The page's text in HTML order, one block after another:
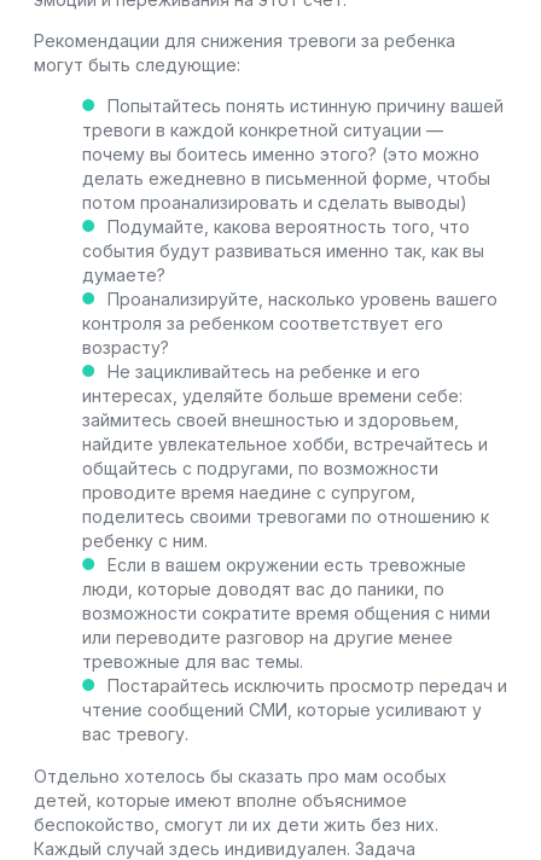
Рекомендации для снижения тревоги за ребенка
могут быть следующие:
Попытайтесь понять истинную причину вашей
тревоги в каждой конкретной ситуации —
почему вы боитесь именно этого? (это можно
делать ежедневно в письменной форме, чтобы
потом проанализировать и сделать выводы)
Подумайте, какова вероятность того, что
события будут развиваться именно так, как вы
думаете?
Проанализируйте, насколько уровень вашего
контроля за ребенком соответствует его
возрасту?
Не зацикливайтесь на ребенке и его
интересах, уделяйте больше времени себе:
займитесь своей внешностью и здоровьем,
найдите увлекательное хобби, встречайтесь и
общайтесь с подругами, по возможности
проводите время наедине с супругом,
поделитесь своими тревогами по отношению к
ребенку с ним.
Если в вашем окружении есть тревожные
люди, которые доводят вас до паники, по
возможности сократите время общения с ними
или переводите разговор на другие менее
тревожные для вас темы.
Постарайтесь исключить просмотр передач и
чтение сообщений СМИ, которые усиливают у
вас тревогу.
Отдельно хотелось бы сказать про мам особых
детей, которые имеют вполне объяснимое
беспокойство, смогут ли их дети жить без них.
Каждый случай здесь индивидуален. Задача